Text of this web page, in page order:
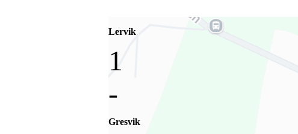
Lervik
1
-
Gresvik